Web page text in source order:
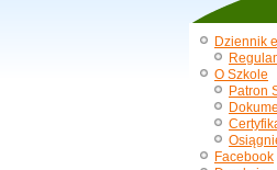
Dziennik
O Szkole
Patron
Facebook